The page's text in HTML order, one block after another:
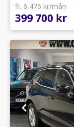
fr. 6 476 kr/mån
399 700 kr